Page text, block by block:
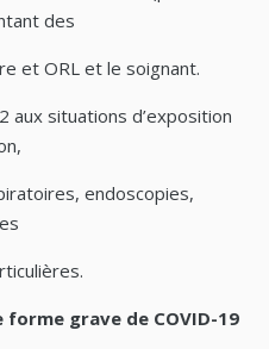
des
et ORL et le soignant.
aux situations d’exposition
endoscopies,
grave de COVID-19